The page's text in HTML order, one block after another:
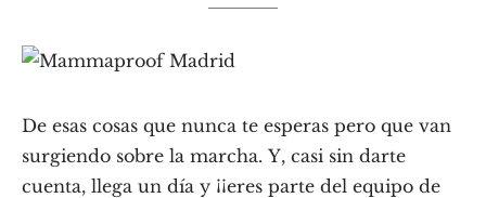
De esas cosas que nunca te esperas pero que van
surgiendo sobre la marcha. Y, casi sin darte
cuenta, llega un día y ¡¡eres parte del equipo de